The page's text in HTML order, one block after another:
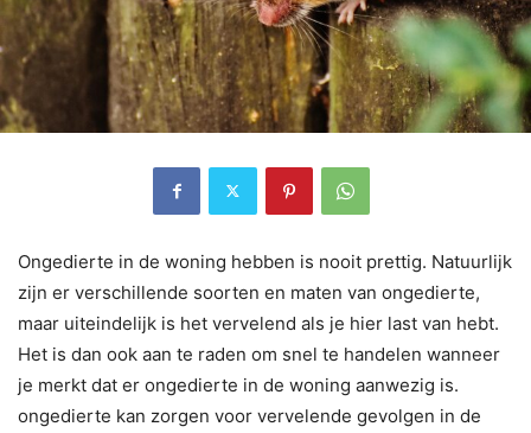
Ongedierte in de woning hebben is nooit prettig. Natuurlijk
zijn er verschillende soorten en maten van ongedierte,
maar uiteindelijk is het vervelend als je hier last van hebt.
Het is dan ook aan te raden om snel te handelen wanneer
je merkt dat er ongedierte in de woning aanwezig is.
ongedierte kan zorgen voor vervelende gevolgen in de